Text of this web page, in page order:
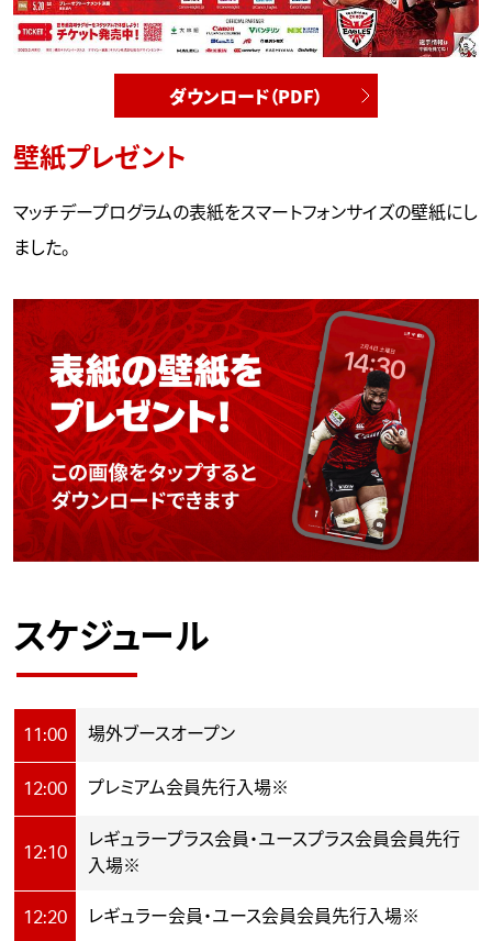
ダウンロード（PDF）
壁紙プレゼント
マッチデープログラムの表紙をスマートフォンサイズの壁紙にし
ました。
スケジュール
11:00 場外ブースオープン
12:00 プレミアム会員先行入場※
12:10
レギュラープラス会員・ユースプラス会員会員先行
入場※
12:20 レギュラー会員・ユース会員会員先行入場※